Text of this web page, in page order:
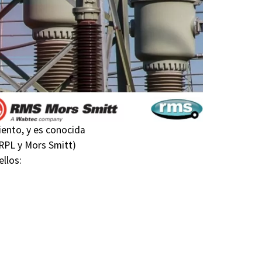
y es conocida
y Mors Smitt)